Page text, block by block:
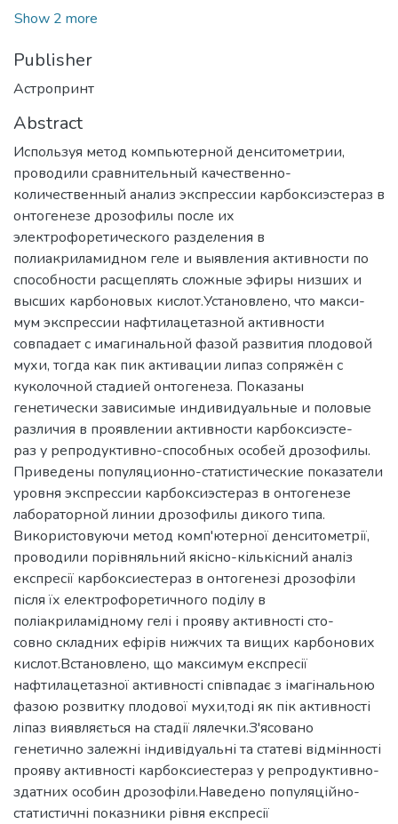
Show 2 more
Publisher
Астропринт
Abstract
Используя метод компьютерной денситометрии,
проводили сравнительный качественно-
количественный анализ экспрессии карбоксиэстераз в
онтогенезе дрозофилы после их
электрофоретического разделения в
полиакриламидном геле и выявления активности по
способности расщеплять сложные эфиры низших и
высших карбоновых кислот.Установлено, что макси-
мум экспрессии нафтилацетазной активности
совпадает с имагинальной фазой развития плодовой
мухи, тогда как пик активации липаз сопряжён с
куколочной стадией онтогенеза. Показаны
генетически зависимые индивидуальные и половые
различия в проявлении активности карбоксиэсте-
раз у репродуктивно-способных особей дрозофилы.
Приведены популяционно-статистические показатели
уровня экспрессии карбоксиэстераз в онтогенезе
лабораторной линии дрозофилы дикого типа.
Використовуючи метод комп'ютерної денситометрії,
проводили порівняльний якісно-кількісний аналіз
експресії карбоксиестераз в онтогенезі дрозофіли
після їх електрофоретичного поділу в
поліакриламідному гелі і прояву активності сто-
совно складних ефірів нижчих та вищих карбонових
кислот.Встановлено, що максимум експресії
нафтилацетазної активності співпадає з імагінальною
фазою розвитку плодової мухи,тоді як пік активності
ліпаз виявляється на стадії лялечки.З'ясовано
генетично залежні індивідуальні та статеві відмінності
прояву активності карбоксиестераз у репродуктивно-
здатних особин дрозофіли.Наведено популяційно-
статистичні показники рівня експресії